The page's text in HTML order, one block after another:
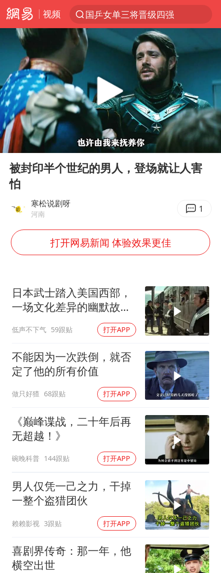
视频
国乒女单三将晋级四强
光影经济撬动暑期消费新蓝海
陈思诚零点晒照为佟丽娅庆生
新疆优化调整景区内自驾服务费
《欢迎来龙餐馆》口碑
上四休三，但降薪1000元，你接受吗？
情侣在平潭拍日出时坠崖致一死一伤
检测列车撞人致11死2伤 涉事单位被罚
黄金牛市回来了吗
宇树王兴兴被问了360多个问题
几元成本的AI广告导致千万市值蒸发
老挝国会主席赛宋蓬逝世
购飞机票7分钟后退票被扣2022元
乐享全民健身 共筑健康中国
Play
00:00 05:52
被封印半个世纪的男人，登场就让人害
怕
寒松说剧呀
河南 1
打开网易新闻 体验效果更佳
日本武士踏入美国西部，
一场文化差异的幽默故事
低声不下气 59跟贴 打开APP
不能因为一次跌倒，就否
定了他的所有价值
做只好猹 68跟贴 打开APP
《巅峰谍战，二十年后再
无超越！》
碗晚科普 144跟贴 打开APP
男人仅凭一己之力，干掉
一整个盗猎团伙
赖赖影视 3跟贴 打开APP
喜剧界传奇：那一年，他
横空出世